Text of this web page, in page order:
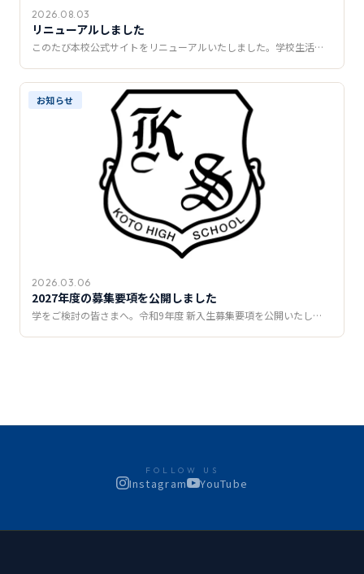
2026.08.03
リニューアルしました
このたび本校公式サイトをリニューアルいたしました。学校生活…
お知らせ
2026.03.06
2027年度の募集要項を公開しました
学をご検討の皆さまへ。令和9年度 新入生募集要項を公開いたし…
FOLLOW US
Instagram YouTube